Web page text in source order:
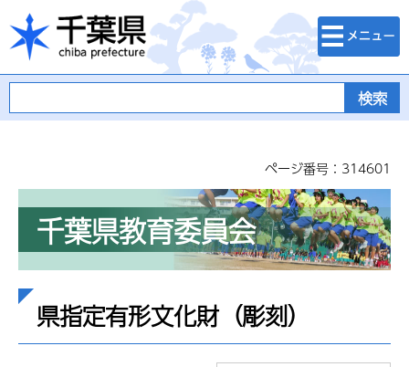
千葉県
検索・メニュ
ー
ページ番号：314601
千葉県教育委員会
県指定有形文化財（彫刻）